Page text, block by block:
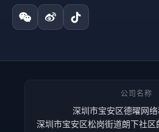
公司名称
深圳市宝安区德曜网
深圳市宝安区松岗街道朗下社